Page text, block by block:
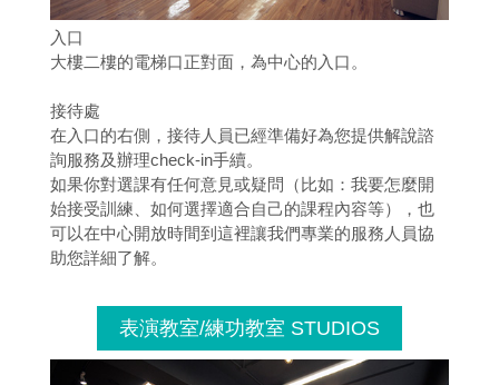
入口
大樓二樓的電梯口正對面，為中心的入口。
接待處
在入口的右側，接待人員已經準備好為您提供解說諮
詢服務及辦理check-in手續。
如果你對選課有任何意見或疑問（比如：我要怎麼開
始接受訓練、如何選擇適合自己的課程內容等），也
可以在中心開放時間到這裡讓我們專業的服務人員協
助您詳細了解。
表演教室/練功教室 STUDIOS